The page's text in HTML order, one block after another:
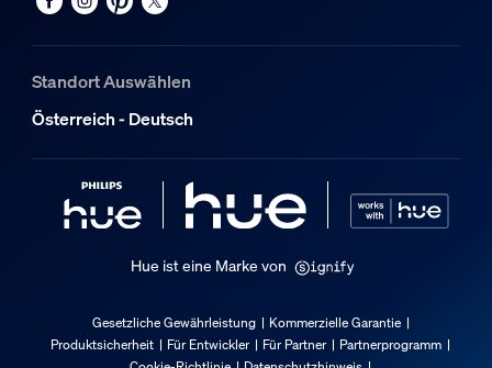
Standort Auswählen
Österreich - Deutsch
Hue ist eine Marke von
Gesetzliche Gewährleistung
Kommerzielle Garantie
Produktsicherheit
Für Entwickler Für Partner
Partnerprogramm